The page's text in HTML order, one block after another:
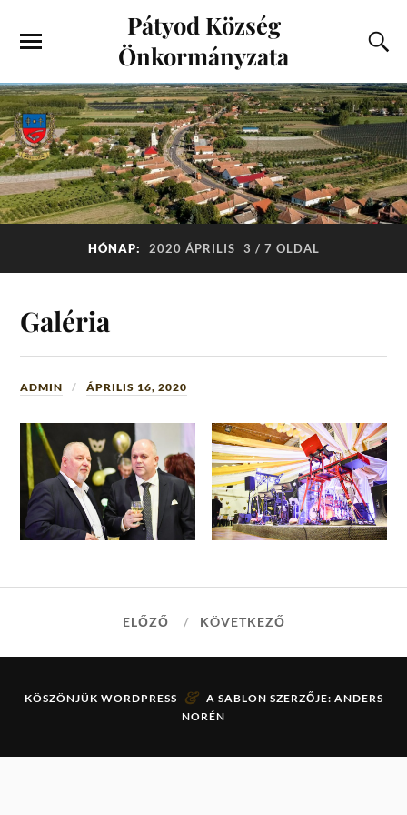
Pátyod Község
Önkormányzata
HÓNAP: 2020 ÁPRILIS 3 / 7 OLDAL
Galéria
ADMIN ÁPRILIS 16, 2020
ELŐZŐ KÖVETKEZŐ
KÖSZÖNJÜK WORDPRESS & A SABLON SZERZŐJE: ANDERS
NORÉN